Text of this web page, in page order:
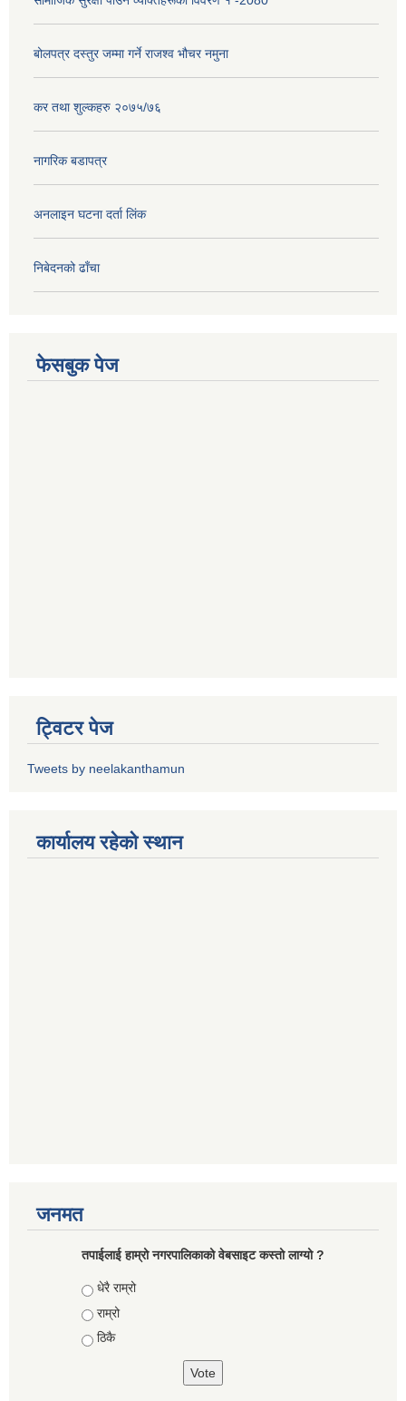
बोलपत्र दस्तुर जम्मा गर्ने राजश्व भौचर नमुना
कर तथा शुल्कहरु २०७५/७६
नागरिक बडापत्र
अनलाइन घटना दर्ता लिंक
निबेदनको ढाँचा
फेसबुक पेज
ट्विटर पेज
Tweets by neelakanthamun
कार्यालय रहेको स्थान
जनमत
तपाईलाई हाम्रो नगरपालिकाको वेबसाइट कस्तो लाग्यो ?
Choices
धेरै राम्रो
राम्रो
ठिकै